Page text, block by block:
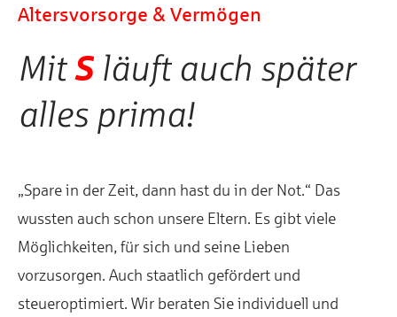
Altersvorsorge & Vermögen
Mit Släuft auch später
alles prima!
„Spare in der Zeit, dann hast du in der Not.“ Das
wussten auch schon unsere Eltern. Es gibt viele
Möglichkeiten, für sich und seine Lieben
vorzusorgen. Auch staatlich gefördert und
steueroptimiert. Wir beraten Sie individuell und